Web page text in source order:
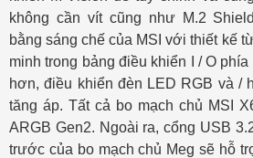
không cần vít cũng như M.2
bằng sáng chế của MSI với thiết kế
minh trong bảng điều khiển I / O
hơn, điều khiển đèn LED RGB và /
tăng áp. Tất cả bo mạch chủ MSI
ARGB Gen2. Ngoài ra, cổng USB
trước của bo mạch chủ Meg sẽ hỗ